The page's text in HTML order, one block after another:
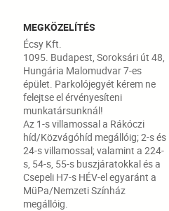
MEGKÖZELÍTÉS
Écsy Kft.
1095. Budapest, Soroksári út 48,
Hungária Malomudvar 7-es
épület. Parkolójegyét kérem ne
felejtse el érvényesíteni
munkatársunknál!
Az 1-s villamossal a Rákóczi
híd/Közvágóhíd megállóig; 2-s és
24-s villamossal; valamint a 224-
s, 54-s, 55-s buszjáratokkal és a
Csepeli H7-s HÉV-el egyaránt a
MüPa/Nemzeti Színház
megállóig.